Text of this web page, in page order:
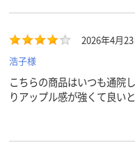
2026年4月23
浩子様
こちらの商品はいつも通院
りアップル感が強くて良い
ましたが、改良されたのか